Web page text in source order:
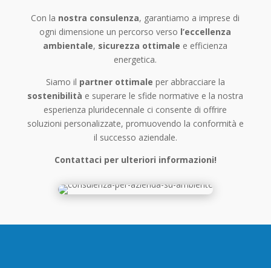
Con la nostra consulenza, garantiamo a imprese di
ogni dimensione un percorso verso l’eccellenza
ambientale, sicurezza ottimale e efficienza
energetica.
Siamo il partner ottimale per abbracciare la
sostenibilità e superare le sfide normative e la nostra
esperienza pluridecennale ci consente di offrire
soluzioni personalizzate, promuovendo la conformità e
il successo aziendale.
Contattaci per ulteriori informazioni!